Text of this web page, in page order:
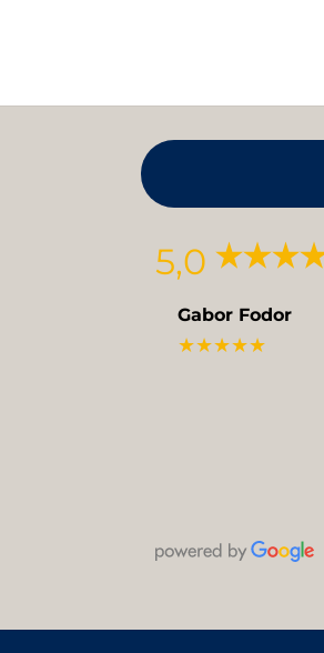
5,0
Gabor Fodor
★★★★★